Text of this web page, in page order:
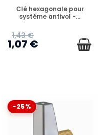
EN STOCK
Clé hexagonale pour
systéme antivol -...
1,43 €
1,07 €
-25%